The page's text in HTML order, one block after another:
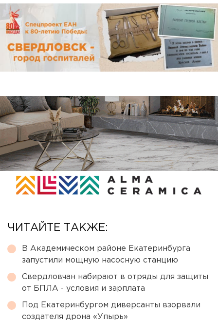
ЧИТАЙТЕ ТАКЖЕ:
В Академическом районе Екатеринбурга
запустили мощную насосную станцию
Свердловчан набирают в отряды для защиты
от БПЛА - условия и зарплата
Под Екатеринбургом диверсанты взорвали
создателя дрона «Упырь»